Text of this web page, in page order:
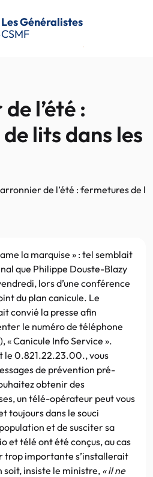
Les Généralistes
CSMF
l’été :
lits dans les
de l’été : fermetures de
la marquise » : tel semblait
que Philippe Douste-Blazy
lors d’une conférence
du plan canicule. Le
convié la presse afin
le numéro de téléphone
« Canicule Info Service ».
le 0.821.22.23.00., vous
de prévention pré-
obtenir des
un télé-opérateur peut vous
toujours dans le souci
et de susciter sa
et télé ont été conçus, au cas
trop importante s’installerait
soit, insiste le ministre, « il ne